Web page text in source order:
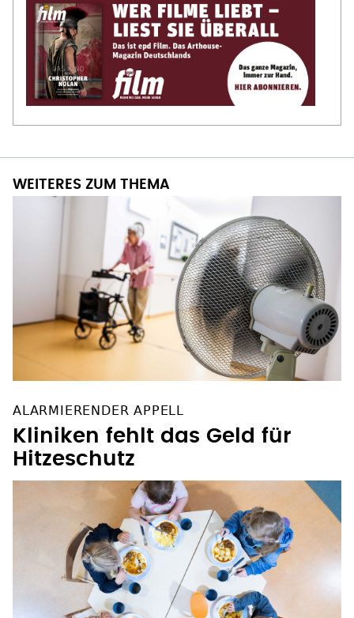
Kliniken fehlt das Geld für
Hitzeschutz